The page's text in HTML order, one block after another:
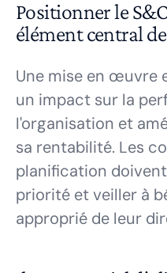
Positionner le
élément central
Une mise en œuvre
un impact sur la
l'organisation et
sa rentabilité. Les
planification
priorité et veiller à
approprié de leur